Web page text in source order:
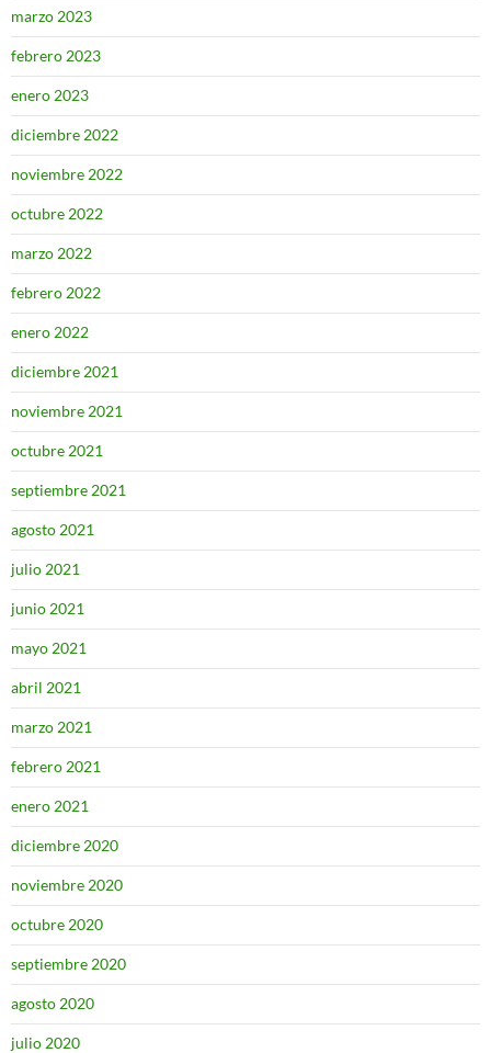
marzo 2023
febrero 2023
enero 2023
diciembre 2022
noviembre 2022
octubre 2022
marzo 2022
febrero 2022
enero 2022
diciembre 2021
noviembre 2021
octubre 2021
septiembre 2021
agosto 2021
julio 2021
junio 2021
mayo 2021
abril 2021
marzo 2021
febrero 2021
enero 2021
diciembre 2020
noviembre 2020
octubre 2020
septiembre 2020
agosto 2020
julio 2020